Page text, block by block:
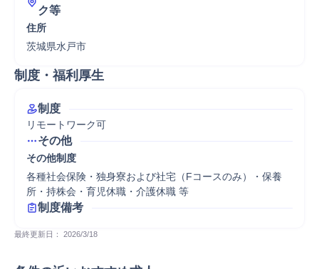
ク等
住所
茨城県水戸市
制度・福利厚生
制度
リモートワーク可
その他
その他制度
各種社会保険・独身寮および社宅（Fコースのみ）・保養
所・持株会・育児休職・介護休職 等
制度備考
最終更新日： 2026/3/18